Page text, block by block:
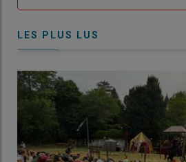
LES PLUS LUS